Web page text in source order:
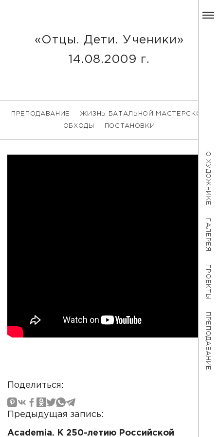
О ХУДОЖНИКЕ
ГАЛЕРЕЯ
ПРОЕКТЫ
ПРЕПОДАВАНИЕ
«Отцы. Дети. Ученики»
14.08.2009 г.
ПРЕПОДАВАНИЕ ЖИЗНЬ БАТАЛЬНОЙ МАСТЕРСКОЙ
ОБХОДЫ ПОСТАНОВКИ
Поделиться:
Предыдущая запись:
Academia. К 250-летию Российской